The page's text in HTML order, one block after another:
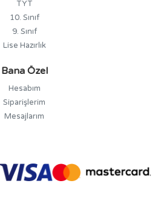
TYT
10. Sınıf
9. Sınıf
Lise Hazırlık
Bana Özel
Hesabım
Siparişlerim
Mesajlarım